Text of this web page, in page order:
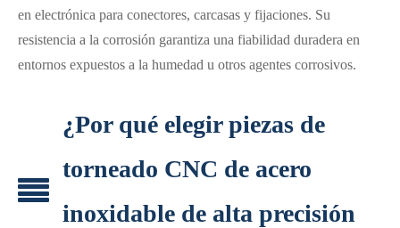
en electrónica para conectores, carcasas y fijaciones. Su
resistencia a la corrosión garantiza una fiabilidad duradera en
entornos expuestos a la humedad u otros agentes corrosivos.
¿Por qué elegir piezas de
torneado CNC de acero
inoxidable de alta precisión